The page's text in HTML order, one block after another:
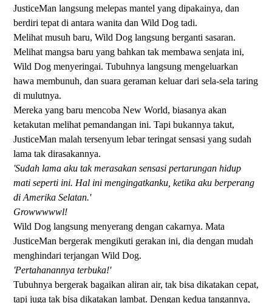
JusticeMan langsung melepas mantel yang dipakainya, dan
berdiri tepat di antara wanita dan Wild Dog tadi.
Melihat musuh baru, Wild Dog langsung berganti sasaran.
Melihat mangsa baru yang bahkan tak membawa senjata ini,
Wild Dog menyeringai. Tubuhnya langsung mengeluarkan
hawa membunuh, dan suara geraman keluar dari sela-sela taring
di mulutnya.
Mereka yang baru mencoba New World, biasanya akan
ketakutan melihat pemandangan ini. Tapi bukannya takut,
JusticeMan malah tersenyum lebar teringat sensasi yang sudah
lama tak dirasakannya.
'Sudah lama aku tak merasakan sensasi pertarungan hidup
mati seperti ini. Hal ini mengingatkanku, ketika aku berperang
di Amerika Selatan.'
Growwwwwl!
Wild Dog langsung menyerang dengan cakarnya. Mata
JusticeMan bergerak mengikuti gerakan ini, dia dengan mudah
menghindari terjangan Wild Dog.
'Pertahanannya terbuka!'
Tubuhnya bergerak bagaikan aliran air, tak bisa dikatakan cepat,
tapi juga tak bisa dikatakan lambat. Dengan kedua tangannya,